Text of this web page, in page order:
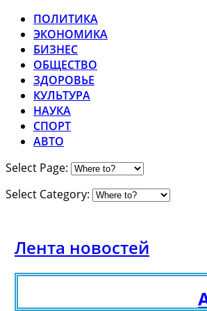
ПОЛИТИКА
ЭКОНОМИКА
БИЗНЕС
ОБЩЕСТВО
ЗДОРОВЬЕ
КУЛЬТУРА
НАУКА
СПОРТ
АВТО
Select Page:
Select Category:
Лента новостей